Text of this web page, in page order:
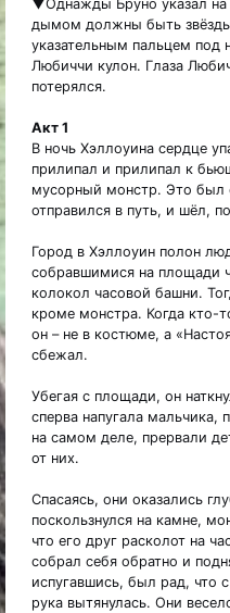
▼Однажды Бруно указал на
дымом должны быть
указательным пальцем под
Любиччи кулон. Глаза
потерялся.
Акт 1
В ночь Хэллоуина сердце
прилипал и прилипал к
мусорный монстр. Это был
отправился в путь, и шёл,
Город в Хэллоуин полон
собравшимися на площади
колокол часовой башни.
кроме монстра. Когда кто-
он – не в костюме, а
сбежал.
Убегая с площади, он
сперва напугала
на самом деле, прервали
от них.
Спасаясь, они оказались
поскользнулся на камне,
что его друг расколот на
собрал себя обратно и
испугавшись, был рад, что
рука вытянулась. Они